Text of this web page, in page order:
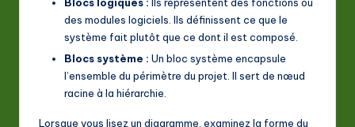
des modules logiciels. Ils définissent ce que le
système fait plutôt que ce dont il est composé.
Blocs système : Un bloc système encapsule
l’ensemble du périmètre du projet. Il sert de nœud
racine à la hiérarchie.
Lorsque vous lisez un diagramme, examinez la forme du